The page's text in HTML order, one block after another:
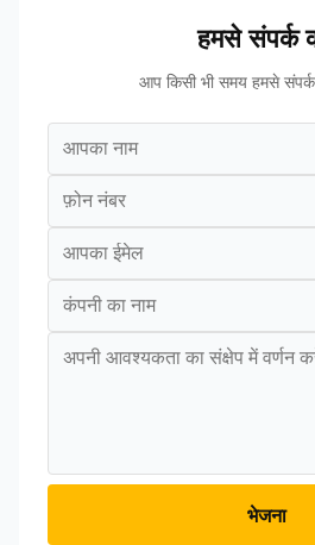
हमसे संपर्क
आप किसी भी समय हमसे
भेजना